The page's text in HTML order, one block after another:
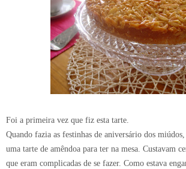
Foi a primeira vez que fiz esta tarte.
Quando fazia as festinhas de aniversário dos
uma tarte de amêndoa para ter na mesa. Custavam
que eram complicadas de se fazer. Como estava